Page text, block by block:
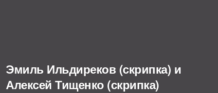
Эмиль Ильдиреков (скрипка) и
Алексей Тищенко (скрипка)